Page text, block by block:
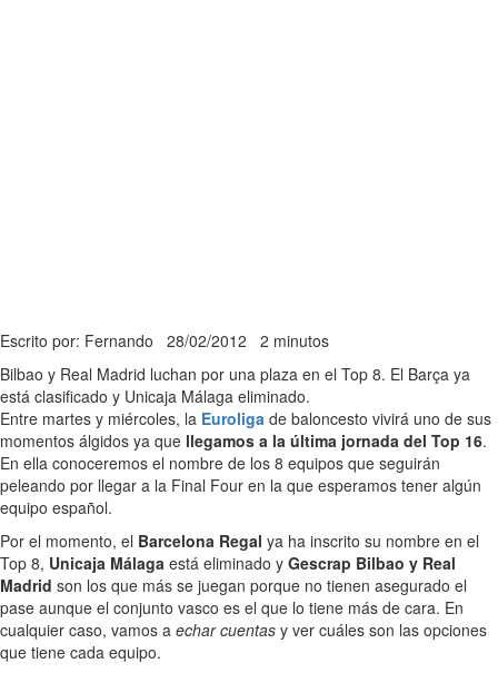
Escrito por: Fernando 28/02/2012 2 minutos
Bilbao y Real Madrid luchan por una plaza en el Top 8. El Barça ya
está clasificado y Unicaja Málaga eliminado.
Entre martes y miércoles, la Euroliga de baloncesto vivirá uno de sus
momentos álgidos ya que llegamos a la última jornada del Top 16.
En ella conoceremos el nombre de los 8 equipos que seguirán
peleando por llegar a la Final Four en la que esperamos tener algún
equipo español.
Por el momento, el Barcelona Regal ya ha inscrito su nombre en el
Top 8, Unicaja Málaga está eliminado y Gescrap Bilbao y Real
Madrid son los que más se juegan porque no tienen asegurado el
pase aunque el conjunto vasco es el que lo tiene más de cara. En
cualquier caso, vamos a echar cuentas y ver cuáles son las opciones
que tiene cada equipo.